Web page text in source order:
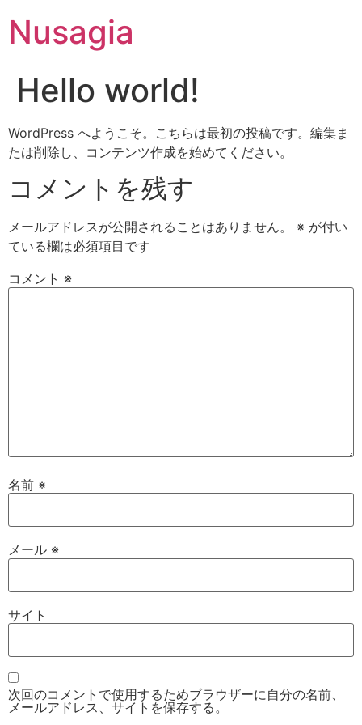
Nusagia
Hello world!
WordPress へようこそ。こちらは最初の投稿です。編集ま
たは削除し、コンテンツ作成を始めてください。
コメントを残す
メールアドレスが公開されることはありません。 ※ が付い
ている欄は必須項目です
コメント ※
名前 ※
メール ※
サイト
次回のコメントで使用するためブラウザーに自分の名前、
メールアドレス、サイトを保存する。